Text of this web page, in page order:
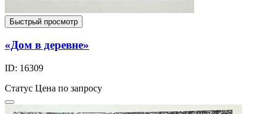
Быстрый просмотр
«Дом в деревне»
ID: 16309
Статус Цена по запросу